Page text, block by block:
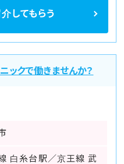
してもらう
ックで働きませんか？
白糸台駅／京王線 武